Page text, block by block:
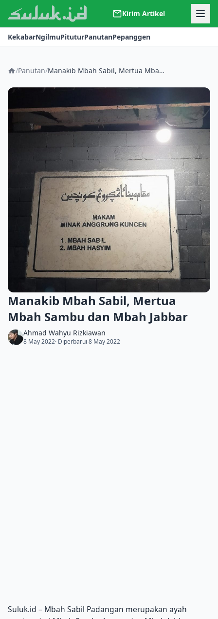
Kirim Artikel
Kerjasama
Kontak
KekabarNgilmuPituturPanutanPepanggen
/Panutan/ Manakib Mbah Sabil, Mertua Mbah Sambu dan Mbah Jabbar
Manakib Mbah Sabil, Mertua
Mbah Sambu dan Mbah Jabbar
Ahmad Wahyu Rizkiawan
8 May 2022· Diperbarui 8 May 2022
Suluk.id – Mbah Sabil Padangan merupakan ayah